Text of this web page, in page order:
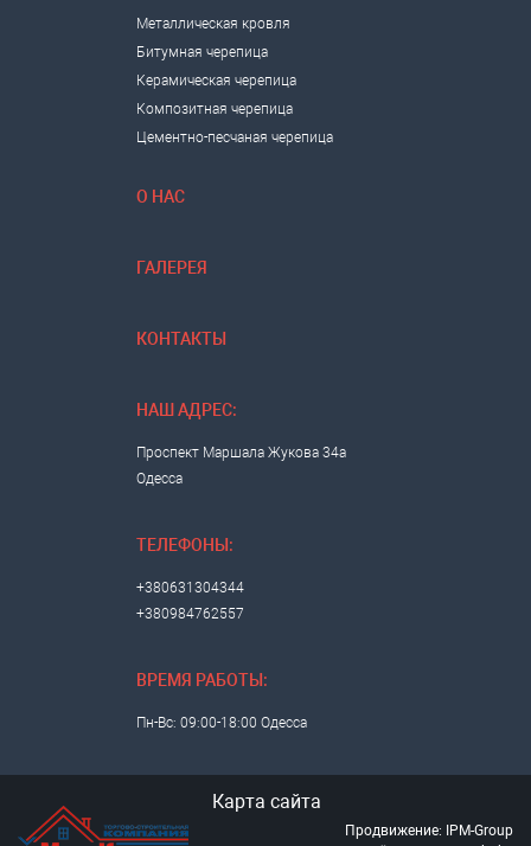
Металлическая кровля
Битумная черепица
Керамическая черепица
Композитная черепица
Цементно-песчаная черепица
О НАС
ГАЛЕРЕЯ
КОНТАКТЫ
НАШ АДРЕС:
Проспект Маршала Жукова 34а
Одесса
ТЕЛЕФОНЫ:
+380631304344
+380984762557
ВРЕМЯ РАБОТЫ:
Пн-Вс: 09:00-18:00 Одесса
Карта сайта
Продвижение: IPM-Group